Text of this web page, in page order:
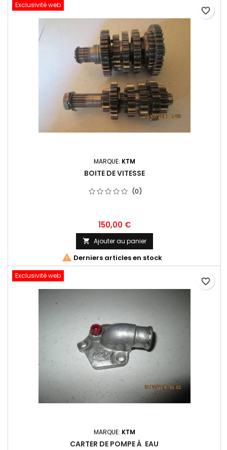
Exclusivité web
MARQUE: KTM
BOITE DE VITESSE
(0)
150,00 €
 Ajouter au panier
 Derniers articles en stock
favorite_border
Exclusivité web
MARQUE: KTM
CARTER DE POMPE À EAU
favorite_border